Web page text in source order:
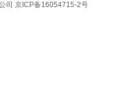
司 京ICP备16054715-2号